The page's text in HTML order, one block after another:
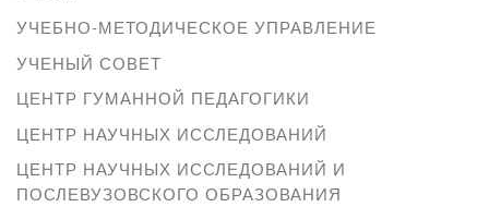
УЧЕБНО-МЕТОДИЧЕСКОЕ УПРАВЛЕНИЕ
УЧЕНЫЙ СОВЕТ
ЦЕНТР ГУМАННОЙ ПЕДАГОГИКИ
ЦЕНТР НАУЧНЫХ ИССЛЕДОВАНИЙ
ЦЕНТР НАУЧНЫХ ИССЛЕДОВАНИЙ И
ПОСЛЕВУЗОВСКОГО ОБРАЗОВАНИЯ